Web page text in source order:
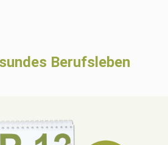
Berufsleben